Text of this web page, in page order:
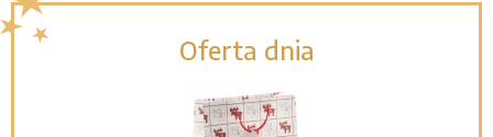
Oferta dnia